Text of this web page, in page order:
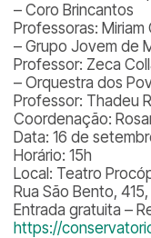
– Coro Brincantos
Professoras:
– Grupo Jovem de
Professor: Zeca
– Orquestra dos
Professor: Thadeu
Coordenação:
Data: 16 de
Horário: 15h
Local: Teatro
Rua São Bento,
Entrada gratuita –
https://